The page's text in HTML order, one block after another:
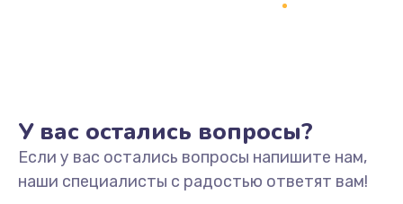
Не включается
1400 руб.
У вас остались вопросы?
Если у вас остались вопросы напишите нам,
наши специалисты с радостью ответят вам!